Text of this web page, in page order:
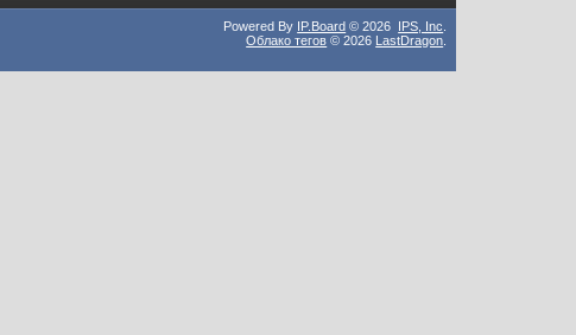
Powered By IP.Board © 2026 IPS, Inc
Облако тегов © 2026 LastDragon